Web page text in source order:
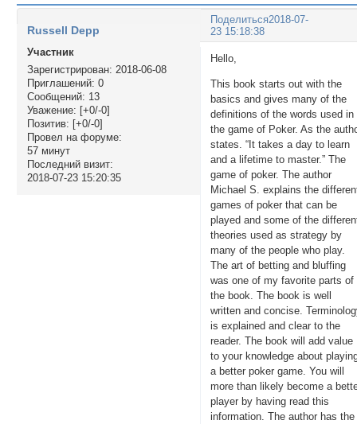
Поделиться2018-07-
23 15:18:38
Russell Depp
Участник
Зарегистрирован: 2018-06-08
Приглашений: 0
Сообщений: 13
Уважение: [+0/-0]
Позитив: [+0/-0]
Провел на форуме:
57 минут
Последний визит:
2018-07-23 15:20:35
Hello,
This book starts out with the
basics and gives many of the
definitions of the words used in
the game of Poker. As the
states. “It takes a day to learn
and a lifetime to master.” The
game of poker. The author
Michael S. explains the
games of poker that can be
played and some of the
theories used as strategy by
many of the people who play.
The art of betting and bluffing
was one of my favorite parts of
the book. The book is well
written and concise.
is explained and clear to the
reader. The book will add value
to your knowledge about
a better poker game. You will
more than likely become a
player by having read this
information. The author has the